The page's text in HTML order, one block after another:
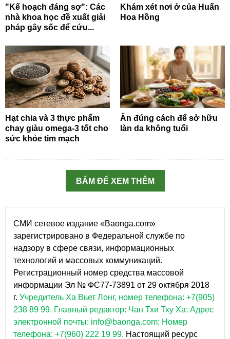
"Kế hoạch đáng sợ": Các
nhà khoa học đề xuất giải
pháp gây sốc để cứu...
Khám xét nơi ở của Huấn
Hoa Hồng
Hạt chia và 3 thực phẩm
chay giàu omega-3 tốt cho
sức khỏe tim mạch
Ăn đúng cách để sở hữu
làn da không tuổi
BẤM ĐỂ XEM THÊM
СМИ сетевое издание «Baonga.com»
зарегистрировано в Федеральной службе по
надзору в сфере связи, информационных
технологий и массовых коммуникаций.
Регистрационный номер средства массовой
информации Эл № ФС77-73891 от 29 октября 2018
г. Учредитель Ха Вьет Лонг, номер телефона: +7(905)
238 89 99. Главный редактор: Чан Тхи Тху Ха: Адрес
электронной почты: info@baonga.com; Номер
телефона: +7(960) 222 19 99. Настоящий ресурс